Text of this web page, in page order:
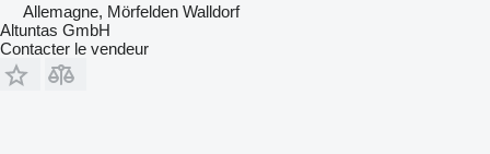
Allemagne, Mörfelden Walldorf
Altuntas GmbH
Contacter le vendeur